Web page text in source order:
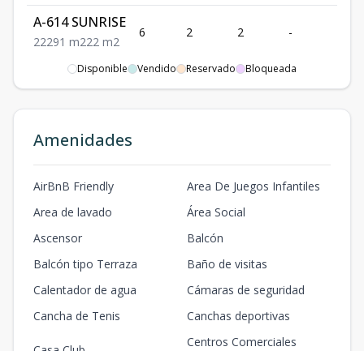
A-614 SUNRISE
22291 m222 m2
6 2 2 -
A-827 SUNRISE
8 2 2 1 2
S-216 SUNSET
2 22 151 m246 m2
S-305 SUNSET
1 67m2 m2
1 1 1
S-316 SUNSET
222151 m2 46m2
S-403 SUNSET
11267m217m2
Disponible Vendido Reservado Bloqueada
Amenidades
AirBnB Friendly
Area De Juegos Infantiles
Area de lavado
Área Social
Ascensor
Balcón
Balcón tipo Terraza
Baño de visitas
Calentador de agua
Cámaras de seguridad
Cancha de Tenis
Canchas deportivas
Centros Comerciales